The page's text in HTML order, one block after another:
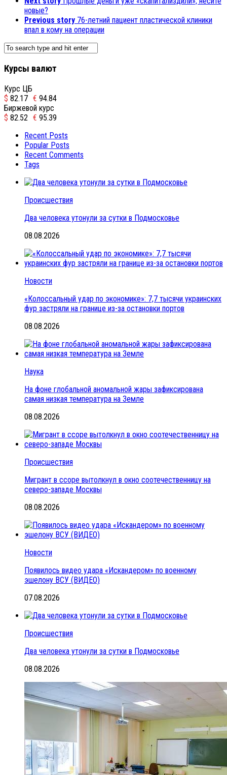
новые?
Previous story 76-летний пациент пластической клиники
впал в кому на операции
Курсы валют
Курс ЦБ
$ 82.17 € 94.84
Биржевой курс
$ 82.52 € 95.39
Recent Posts
Popular Posts
Recent Comments
Tags
Происшествия
Два человека утонули за сутки в Подмосковье
08.08.2026
Новости
«Колоссальный удар по экономике»: 7,7 тысячи украинских
фур застряли на границе из-за остановки портов
08.08.2026
Наука
На фоне глобальной аномальной жары зафиксирована
самая низкая температура на Земле
08.08.2026
Происшествия
Мигрант в ссоре вытолкнул в окно соотечественницу на
северо-западе Москвы
08.08.2026
Новости
Появилось видео удара «Искандером» по военному
эшелону ВСУ (ВИДЕО)
07.08.2026
Происшествия
Два человека утонули за сутки в Подмосковье
08.08.2026